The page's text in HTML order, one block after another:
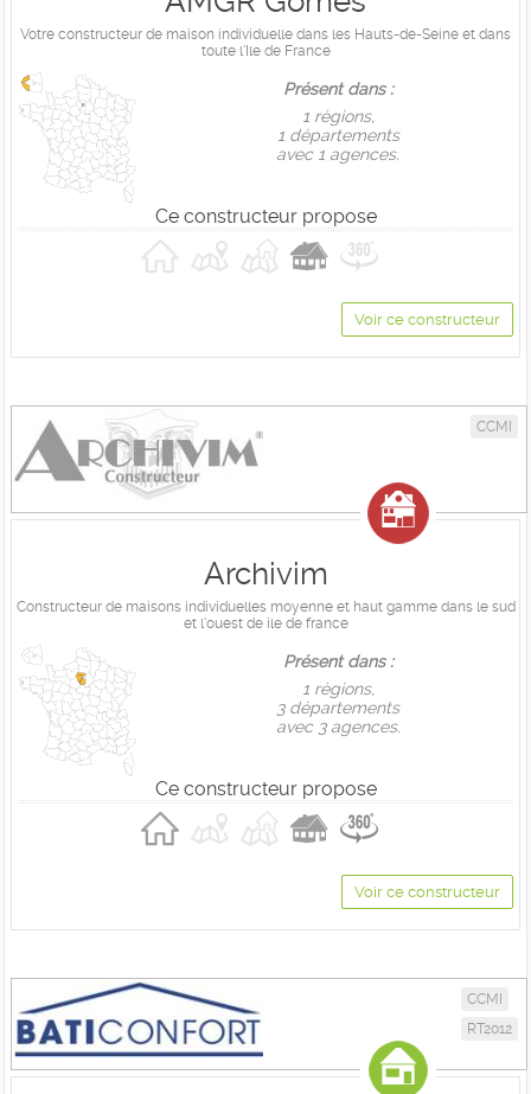
Votre constructeur de maison individuelle dans les Hauts-de-Seine et dans
toute l'Ile de France
Présent dans :
1 règions,
1 départements
avec 1 agences.
Ce constructeur propose
Voir ce constructeur
CCMI
Archivim
Constructeur de maisons individuelles moyenne et haut gamme dans le sud
et l'ouest de ile de france
Présent dans :
1 règions,
3 départements
avec 3 agences.
Ce constructeur propose
Voir ce constructeur
CCMI
RT2012